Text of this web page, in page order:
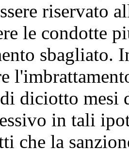
riservato
le condotte
sbagliato.
diciotto mesi
in tali
che la